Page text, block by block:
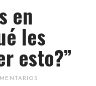
en
les
esto?”